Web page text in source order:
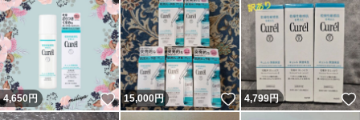
4,650円 いいね！
15,000円 いいね！
4,799円